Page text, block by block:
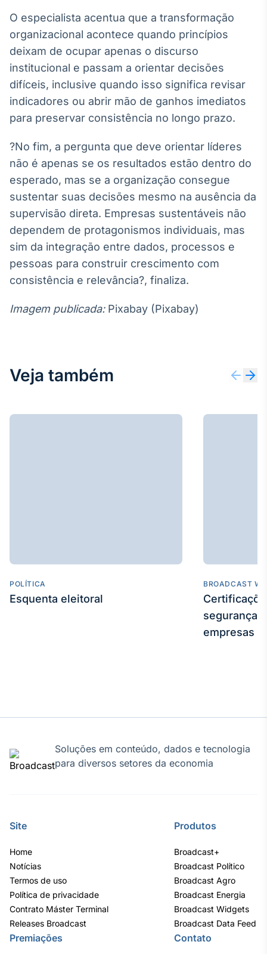
O especialista acentua que a transformação
organizacional acontece quando princípios
deixam de ocupar apenas o discurso
institucional e passam a orientar decisões
difíceis, inclusive quando isso significa revisar
indicadores ou abrir mão de ganhos imediatos
para preservar consistência no longo prazo.
?No fim, a pergunta que deve orientar líderes
não é apenas se os resultados estão dentro do
esperado, mas se a organização consegue
sustentar suas decisões mesmo na ausência da
supervisão direta. Empresas sustentáveis não
dependem de protagonismos individuais, mas
sim da integração entre dados, processos e
pessoas para construir crescimento com
consistência e relevância?, finaliza.
Imagem publicada:Pixabay (Pixabay)
Veja também
POLÍTICA
Esquenta eleitoral
BROADCAST
segurança
empresas
Soluções em conteúdo, dados e tecnologia
para diversos setores da economia
Site
Home
Notícias
Termos de uso
Política de privacidade
Contrato Máster Terminal
Releases Broadcast
Produtos
Broadcast+
Broadcast Político
Broadcast Agro
Broadcast Energia
Broadcast Widgets
Broadcast Data Feed
Premiações Contato